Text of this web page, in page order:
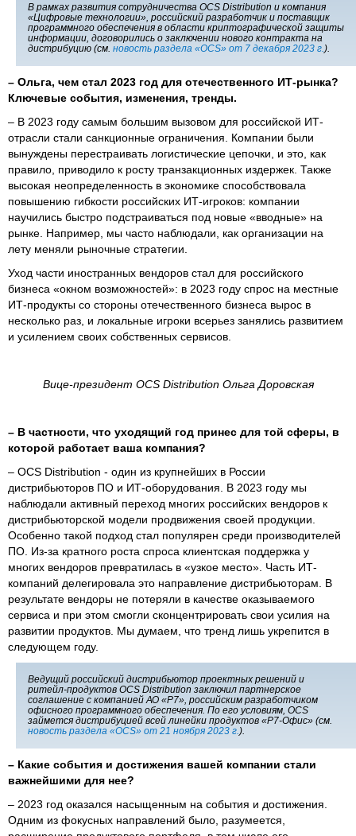
В рамках развития сотрудничества OCS Distribution и компания
«Цифровые технологии», российский разработчик и поставщик
программного обеспечения в области криптографической защиты
информации, договорились о заключении нового контракта на
дистрибуцию (см. новость раздела «OCS» от 7 декабря 2023 г. ).
– Ольга, чем стал 2023 год для отечественного ИТ-рынка?
Ключевые события, изменения, тренды.
– В 2023 году самым большим вызовом для российской ИТ-
отрасли стали санкционные ограничения. Компании были
вынуждены перестраивать логистические цепочки, и это, как
правило, приводило к росту транзакционных издержек. Также
высокая неопределенность в экономике способствовала
повышению гибкости российских ИТ-игроков: компании
научились быстро подстраиваться под новые «вводные» на
рынке. Например, мы часто наблюдали, как организации на
лету меняли рыночные стратегии.
Уход части иностранных вендоров стал для российского
бизнеса «окном возможностей»: в 2023 году спрос на местные
ИТ-продукты со стороны отечественного бизнеса вырос в
несколько раз, и локальные игроки всерьез занялись развитием
и усилением своих собственных сервисов.
Вице-президент OCS Distribution Ольга Доровская
– В частности, что уходящий год принес для той сферы, в
которой работает ваша компания?
– OCS Distribution - один из крупнейших в России
дистрибьюторов ПО и ИТ-оборудования. В 2023 году мы
наблюдали активный переход многих российских вендоров к
дистрибьюторской модели продвижения своей продукции.
Особенно такой подход стал популярен среди производителей
ПО. Из-за кратного роста спроса клиентская поддержка у
многих вендоров превратилась в «узкое место». Часть ИТ-
компаний делегировала это направление дистрибьюторам. В
результате вендоры не потеряли в качестве оказываемого
сервиса и при этом смогли сконцентрировать свои усилия на
развитии продуктов. Мы думаем, что тренд лишь укрепится в
следующем году.
Ведущий российский дистрибьютор проектных решений и
ритейл-продуктов OCS Distribution заключил партнерское
соглашение с компанией АО «Р7», российским разработчиком
офисного программного обеспечения. По его условиям, OCS
займется дистрибуцией всей линейки продуктов «Р7-Офис» (см.
новость раздела «OCS» от 21 ноября 2023 г. ).
– Какие события и достижения вашей компании стали
важнейшими для нее?
– 2023 год оказался насыщенным на события и достижения.
Одним из фокусных направлений было, разумеется,